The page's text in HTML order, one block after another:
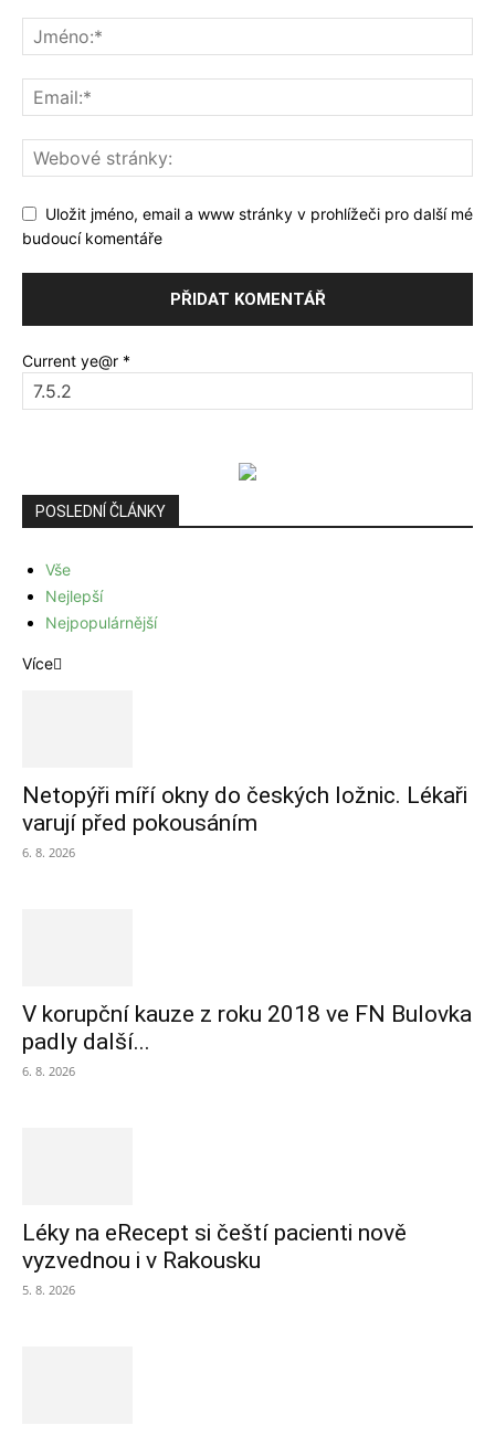
Uložit jméno, email a www stránky v prohlížeči pro další mé
budoucí komentáře
Current ye@r *
POSLEDNÍ ČLÁNKY
Vše
Nejlepší
Nejpopulárnější
Více
Netopýři míří okny do českých ložnic. Lékaři
varují před pokousáním
6. 8. 2026
V korupční kauze z roku 2018 ve FN Bulovka
padly další...
6. 8. 2026
Léky na eRecept si čeští pacienti nově
vyzvednou i v Rakousku
5. 8. 2026